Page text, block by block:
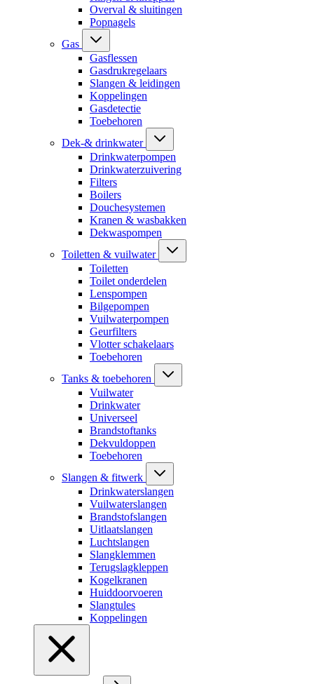
Overval & sluitingen
Popnagels
Gas
Gasflessen
Gasdrukregelaars
Slangen & leidingen
Koppelingen
Gasdetectie
Toebehoren
Dek-& drinkwater
Drinkwaterpompen
Drinkwaterzuivering
Filters
Boilers
Douchesystemen
Kranen & wasbakken
Dekwaspompen
Toiletten & vuilwater
Toiletten
Toilet onderdelen
Lenspompen
Bilgepompen
Vuilwaterpompen
Geurfilters
Vlotter schakelaars
Toebehoren
Tanks & toebehoren
Vuilwater
Drinkwater
Universeel
Brandstoftanks
Dekvuldoppen
Toebehoren
Slangen & fitwerk
Drinkwaterslangen
Vuilwaterslangen
Brandstofslangen
Uitlaatslangen
Luchtslangen
Slangklemmen
Terugslagkleppen
Kogelkranen
Huiddoorvoeren
Slangtules
Koppelingen